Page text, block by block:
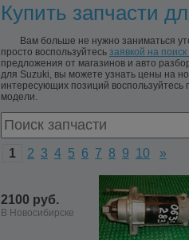
Купить запчасти
Вам больше не нужно заниматься
просто воспользуйтесь заявкой на
предложения от магазинов и авто
для Suzuki, вы можете узнать цены на
интересующих позиций воспользуйтесь
модели.
1 2 3 4 5 6 7 8 9 10 »
2100 руб.
В Новосибирске